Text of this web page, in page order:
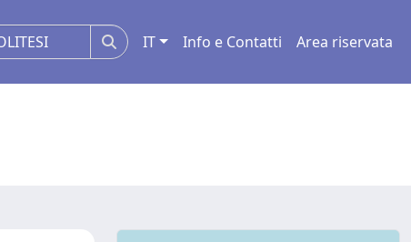
IT Info e Contatti Area riservata